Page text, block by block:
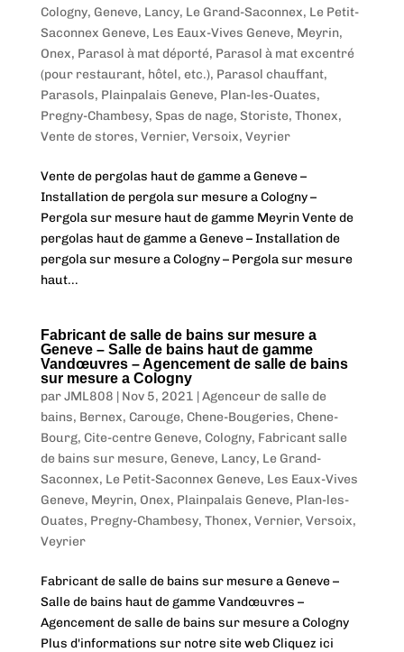
Cologny, Geneve, Lancy, Le Grand-Saconnex, Le Petit-
Saconnex Geneve, Les Eaux-Vives Geneve, Meyrin,
Onex, Parasol à mat déporté, Parasol à mat excentré
(pour restaurant, hôtel, etc.), Parasol chauffant,
Parasols, Plainpalais Geneve, Plan-les-Ouates,
Pregny-Chambesy, Spas de nage, Storiste, Thonex,
Vente de stores, Vernier, Versoix, Veyrier
Vente de pergolas haut de gamme a Geneve –
Installation de pergola sur mesure a Cologny –
Pergola sur mesure haut de gamme Meyrin Vente de
pergolas haut de gamme a Geneve – Installation de
pergola sur mesure a Cologny – Pergola sur mesure
haut...
Fabricant de salle de bains sur mesure a
Geneve – Salle de bains haut de gamme
Vandœuvres – Agencement de salle de bains
sur mesure a Cologny
parJML808 | Nov 5, 2021 |Agenceur de salle de
bains, Bernex, Carouge, Chene-Bougeries, Chene-
Bourg, Cite-centre Geneve, Cologny, Fabricant salle
de bains sur mesure, Geneve, Lancy, Le Grand-
Saconnex, Le Petit-Saconnex Geneve, Les Eaux-Vives
Geneve, Meyrin, Onex, Plainpalais Geneve, Plan-les-
Ouates, Pregny-Chambesy, Thonex, Vernier, Versoix,
Veyrier
Fabricant de salle de bains sur mesure a Geneve –
Salle de bains haut de gamme Vandœuvres –
Agencement de salle de bains sur mesure a Cologny
Plus d'informations sur notre site web Cliquez ici